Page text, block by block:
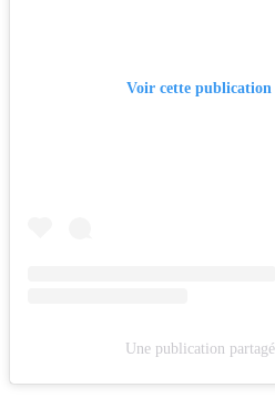
Voir cette
Une publication